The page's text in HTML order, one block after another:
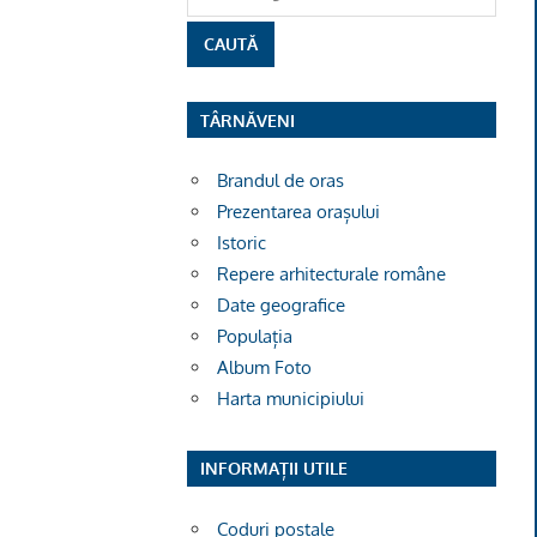
TÂRNĂVENI
Brandul de oras
Prezentarea orașului
Istoric
Repere arhitecturale române
Date geografice
Populația
Album Foto
Harta municipiului
INFORMAȚII UTILE
Coduri poștale